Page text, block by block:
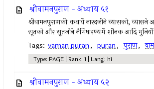
श्रीवामनपुराण - अध्याय ५१
श्रीवामनपुराणकी कथायें नारदजीने व्यासको,
सूतको और सूतजीने नैमिषारण्यमें शौनक आदि
Tags: vaman puran, puran, पुराण,
Type: PAGE | Rank: 1 | Lang: hi
श्रीवामनपुराण - अध्याय ५२